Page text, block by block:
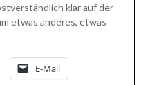
klar auf der
etwas anderes, etwas
E-Mail